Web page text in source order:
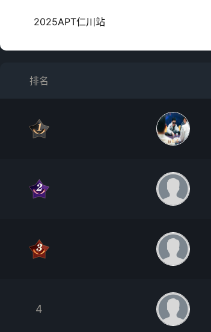
2025APT仁川站
排名
4